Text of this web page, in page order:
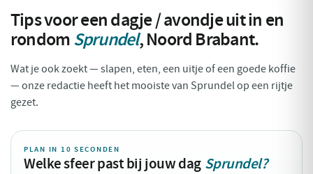
Tips voor een dagje / avondje uit in en
rondomSprundel,Noord Brabant.
Wat je ook zoekt — slapen, eten, een uitje of een goede koffie
— onze redactie heeft het mooiste van Sprundel op een rijtje
gezet.
PLAN IN 10 SECONDEN
Welke sfeer past bij jouw dag Sprundel?